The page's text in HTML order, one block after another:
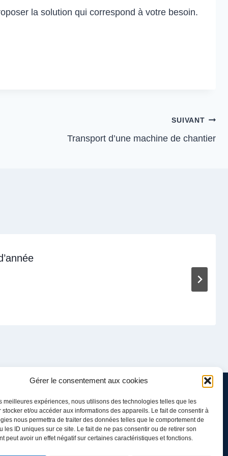
Gérer le consentement aux cookies
meilleures expériences, nous utilisons des technologies telles que les
stocker et/ou accéder aux informations des appareils. Le fait de consentir à
nous permettra de traiter des données telles que le comportement de
les ID uniques sur ce site. Le fait de ne pas consentir ou de retirer son
peut avoir un effet négatif sur certaines caractéristiques et fonctions.
la solution qui correspond à votre besoin.
SUIVANT
Transport d’une machine de chantier